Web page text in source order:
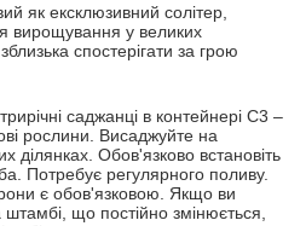
як ексклюзивний солітер,
вирощування у великих
спостерігати за грою
саджанці в контейнері С3 –
рослини. Висаджуйте на
ділянках. Обов'язково встановіть
Потребує регулярного поливу.
є обов'язковою. Якщо ви
що постійно змінюється,